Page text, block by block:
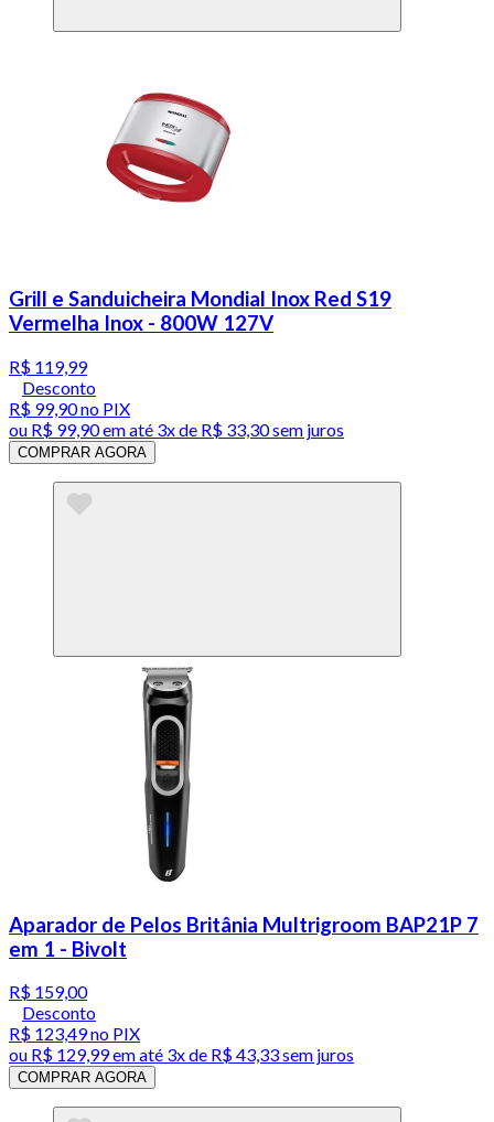
Grill e Sanduicheira Mondial Inox Red S19
Vermelha Inox - 800W 127V
R$ 119,99
Desconto
R$ 99,90no PIX
ou R$ 99,90em até 3x de R$ 33,30 sem juros
COMPRAR AGORA
Aparador de Pelos Britânia Multrigroom BAP21P 7
em 1 - Bivolt
R$ 159,00
Desconto
R$ 123,49no PIX
ou R$ 129,99em até 3x de R$ 43,33 sem juros
COMPRAR AGORA